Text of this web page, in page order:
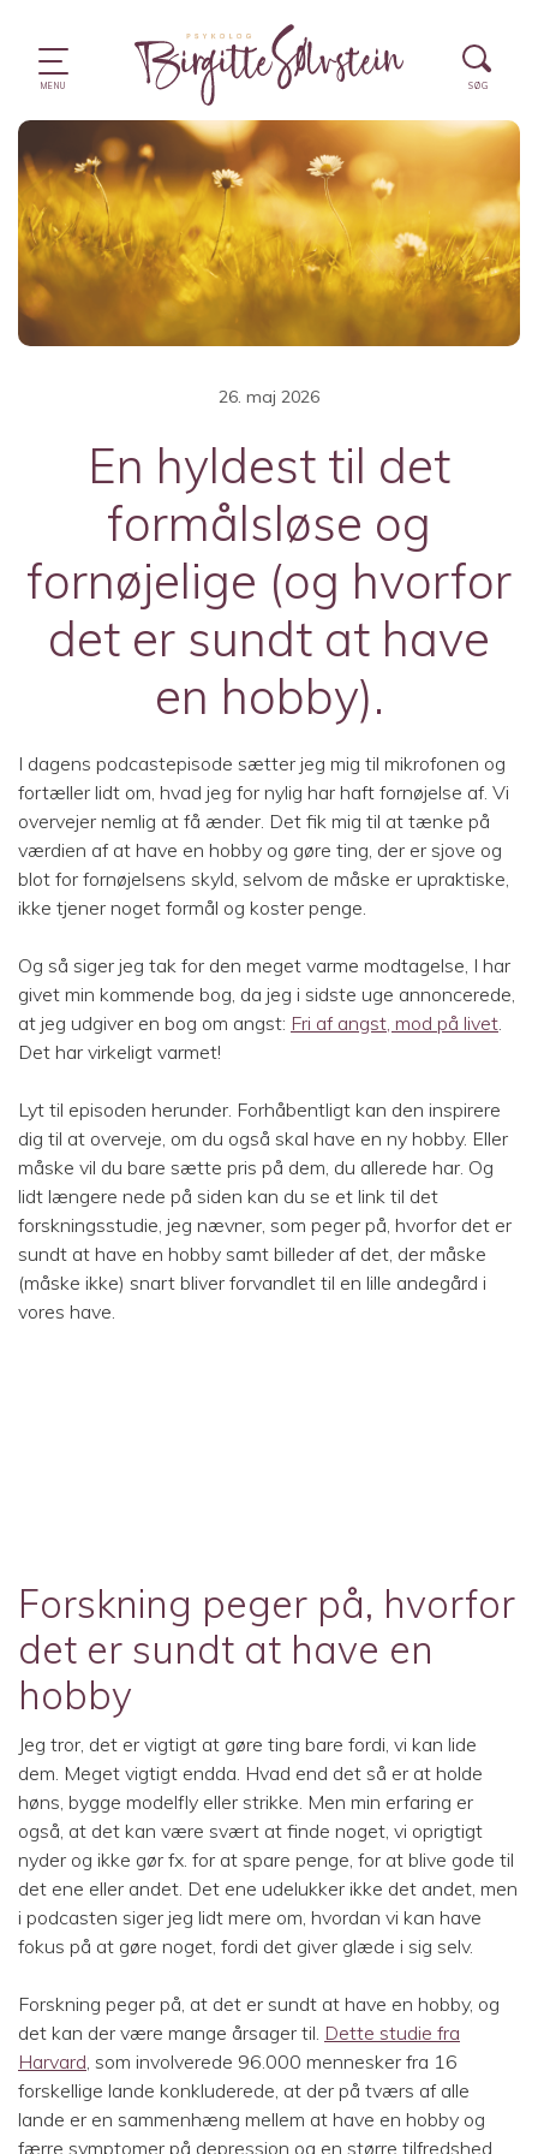
26. maj 2026
En hyldest til det
formålsløse og
fornøjelige (og hvorfor
det er sundt at have
en hobby).
I dagens podcastepisode sætter jeg mig til mikrofonen og
fortæller lidt om, hvad jeg for nylig har haft fornøjelse af. Vi
overvejer nemlig at få ænder. Det fik mig til at tænke på
værdien af at have en hobby og gøre ting, der er sjove og
blot for fornøjelsens skyld, selvom de måske er upraktiske,
ikke tjener noget formål og koster penge.
Og så siger jeg tak for den meget varme modtagelse, I har
givet min kommende bog, da jeg i sidste uge annoncerede,
at jeg udgiver en bog om angst: Fri af angst, mod på livet.
Det har virkeligt varmet!
Lyt til episoden herunder. Forhåbentligt kan den inspirere
dig til at overveje, om du også skal have en ny hobby. Eller
måske vil du bare sætte pris på dem, du allerede har. Og
lidt længere nede på siden kan du se et link til det
forskningsstudie, jeg nævner, som peger på, hvorfor det er
sundt at have en hobby samt billeder af det, der måske
(måske ikke) snart bliver forvandlet til en lille andegård i
vores have.
Forskning peger på, hvorfor
det er sundt at have en
hobby
Jeg tror, det er vigtigt at gøre ting bare fordi, vi kan lide
dem. Meget vigtigt endda. Hvad end det så er at holde
høns, bygge modelfly eller strikke. Men min erfaring er
også, at det kan være svært at finde noget, vi oprigtigt
nyder og ikke gør fx. for at spare penge, for at blive gode til
det ene eller andet. Det ene udelukker ikke det andet, men
i podcasten siger jeg lidt mere om, hvordan vi kan have
fokus på at gøre noget, fordi det giver glæde i sig selv.
Forskning peger på, at det er sundt at have en hobby, og
det kan der være mange årsager til. Dette studie fra
Harvard, som involverede 96.000 mennesker fra 16
forskellige lande konkluderede, at der på tværs af alle
lande er en sammenhæng mellem at have en hobby og
færre symptomer på depression og en større tilfredshed